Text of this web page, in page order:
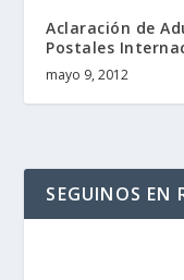
Aclaración de
Postales
mayo 9, 2012
SEGUINOS EN